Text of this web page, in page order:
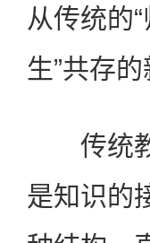
从传统的
生”共存的
传统教
是知识的